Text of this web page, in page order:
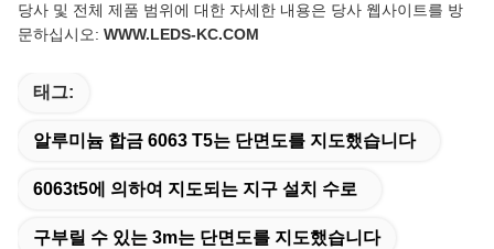
당사 및 전체 제품 범위에 대한 자세한 내용은 당사 웹사이트를 방
문하십시오: WWW.LEDS-KC.COM
태그:
알루미늄 합금 6063 T5는 단면도를 지도했습니다
6063t5에 의하여 지도되는 지구 설치 수로
구부릴 수 있는 3m는 단면도를 지도했습니다